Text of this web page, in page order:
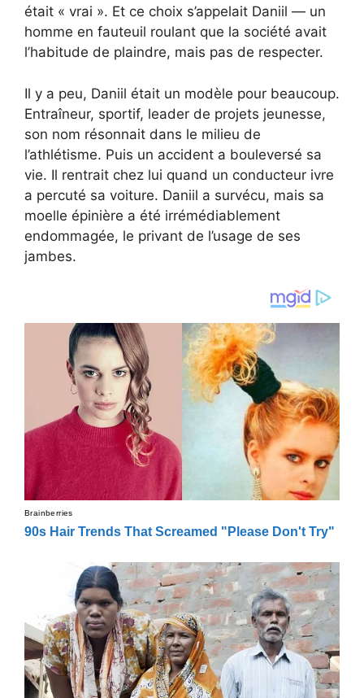
était « vrai ». Et ce choix s’appelait Daniil — un
homme en fauteuil roulant que la société avait
l’habitude de plaindre, mais pas de respecter.
Il y a peu, Daniil était un modèle pour beaucoup.
Entraîneur, sportif, leader de projets jeunesse,
son nom résonnait dans le milieu de
l’athlétisme. Puis un accident a bouleversé sa
vie. Il rentrait chez lui quand un conducteur ivre
a percuté sa voiture. Daniil a survécu, mais sa
moelle épinière a été irrémédiablement
endommagée, le privant de l’usage de ses
jambes.